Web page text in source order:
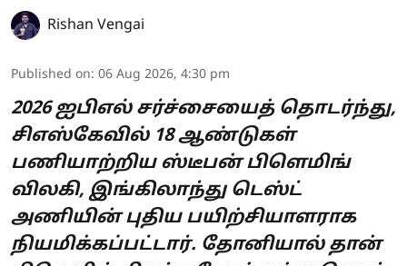
Rishan Vengai
Published on: 06 Aug 2026, 4:30 pm
2026 ஐபிஎல் சர்ச்சையைத் தொடர்ந்து,
சிஎஸ்கேவில் 18 ஆண்டுகள்
பணியாற்றிய ஸ்டீபன் பிளெமிங்
விலகி, இங்கிலாந்து டெஸ்ட்
அணியின் புதிய பயிற்சியாளராக
நியமிக்கப்பட்டார். தோனியால் தான்